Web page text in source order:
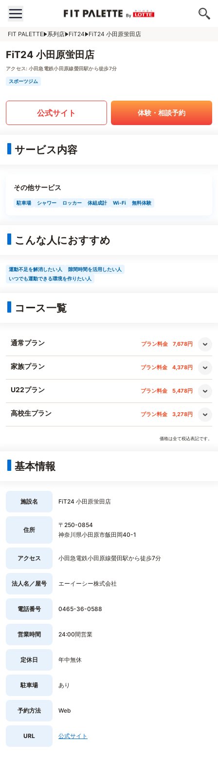
FIT PALETTE 系列店 FiT24 FiT24 小田原蛍田店
FiT24 小田原蛍田店
アクセス: 小田急電鉄小田原線螢田駅から徒歩7分
スポーツジム
公式サイト 体験・相談予約
サービス内容
その他サービス
駐車場 シャワー ロッカー 体組成計 Wi-Fi 無料体験
こんな人におすすめ
運動不足を解消したい人
隙間時間を活用したい人
いつでも運動できる環境を作りたい人
コース一覧
通常プラン プラン料金 7,678円
家族プラン プラン料金 4,378円
U22プラン プラン料金 5,478円
高校生プラン プラン料金 3,278円
価格は全て税込表記です。
基本情報
施設名 FiT24 小田原蛍田店
住所
〒250-0854
神奈川県小田原市飯田岡40-1
アクセス 小田急電鉄小田原線螢田駅から徒歩7分
法人名／屋号 エーイーシー株式会社
電話番号 0465-36-0588
営業時間 24:00間営業
定休日 年中無休
駐車場 あり
予約方法 Web
URL 公式サイト